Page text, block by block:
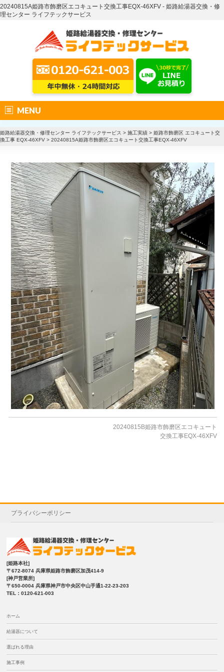
20240815A姫路市飾磨区エコキュート交換工事EQX-46XFV - 姫路給湯器交換・修
理センター ライフテックサービス
MENU
姫路給湯器交換・修理センター ライフテックサービス > 施工実績 > 姫路市飾磨区 エコキュート交
換工事 EQX-46XFV > 20240815A姫路市飾磨区エコキュート交換工事EQX-46XFV
20240815B姫路市飾磨区エコキュート
交換工事EQX-46XFV
プライバシーポリシー
[姫路本社]
〒672-8074 兵庫県姫路市飾磨区加茂414-9
[神戸営業所]
〒650-0004 兵庫県神戸市中央区中山手通1-22-23-203
TEL：0120-621-003
ホーム
給湯器について
選ばれる理由
施工事例